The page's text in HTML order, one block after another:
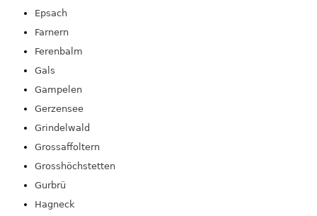
Epsach
Farnern
Ferenbalm
Gals
Gampelen
Gerzensee
Grindelwald
Grossaffoltern
Grosshöchstetten
Gurbrü
Hagneck